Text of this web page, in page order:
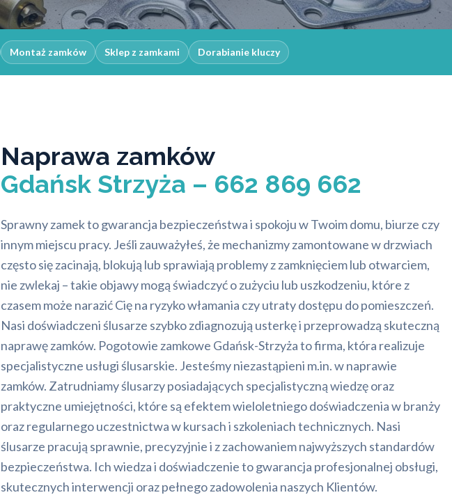
Montaż zamków Sklep z zamkami Dorabianie kluczy
Naprawa zamków
Gdańsk Strzyża – 662 869 662
Sprawny zamek to gwarancja bezpieczeństwa i spokoju w Twoim domu, biurze czy
innym miejscu pracy. Jeśli zauważyłeś, że mechanizmy zamontowane w drzwiach
często się zacinają, blokują lub sprawiają problemy z zamknięciem lub otwarciem,
nie zwlekaj – takie objawy mogą świadczyć o zużyciu lub uszkodzeniu, które z
czasem może narazić Cię na ryzyko włamania czy utraty dostępu do pomieszczeń.
Nasi doświadczeni ślusarze szybko zdiagnozują usterkę i przeprowadzą skuteczną
naprawę zamków. Pogotowie zamkowe Gdańsk-Strzyża to firma, która realizuje
specjalistyczne usługi ślusarskie. Jesteśmy niezastąpieni m.in. w naprawie
zamków. Zatrudniamy ślusarzy posiadających specjalistyczną wiedzę oraz
praktyczne umiejętności, które są efektem wieloletniego doświadczenia w branży
oraz regularnego uczestnictwa w kursach i szkoleniach technicznych. Nasi
ślusarze pracują sprawnie, precyzyjnie i z zachowaniem najwyższych standardów
bezpieczeństwa. Ich wiedza i doświadczenie to gwarancja profesjonalnej obsługi,
skutecznych interwencji oraz pełnego zadowolenia naszych Klientów.